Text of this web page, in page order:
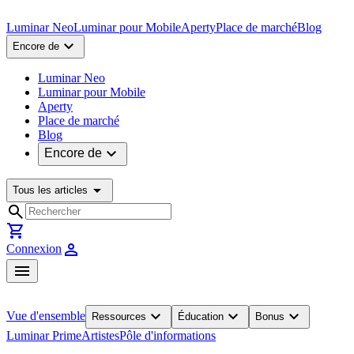
Luminar NeoLuminar pour MobileApertyPlace de marchéBlog
Encore de expand_more
Luminar Neo
Luminar pour Mobile
Aperty
Place de marché
Blog
Encore de expand_more
Tous les articles arrow_drop_down
search
shopping_cart
Connexion person
menu
Vue d'ensemble Ressources expand_more Éducation expand_more Bonus expand_more
Luminar PrimeArtistesPôle d'informations